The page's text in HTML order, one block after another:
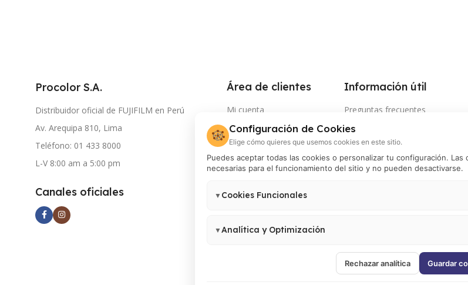
Procolor S.A.
Distribuidor oficial de FUJIFILM en Perú
Av. Arequipa 810, Lima
Teléfono: 01 433 8000
L-V 8:00 am a 5:00 pm
Canales oficiales
Área de clientes
Mi cuenta
Seguimiento de envío
Documentos electrónicos
Atención por WhatsApp
Contáctanos
Información útil
Preguntas frecuentes
Tiempo y cobertura de envíos
🍪 Configuración de Cookies
Elige cómo quieres que usemos cookies en este sitio.
Puedes aceptar todas las cookies o personalizar tu configuración. Las
necesarias para el funcionamiento del sitio y no pueden desactivarse.
▼ Cookies Funcionales
no pueden desactivarse.
▼Analítica y Optimización
Analytics 4, Google Tag Manager y Meta Pixel.Rechazar analítica Guardar